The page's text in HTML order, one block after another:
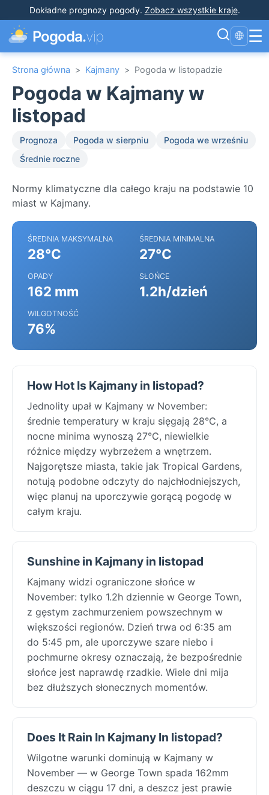
Dokładne prognozy pogody. Zobacz wszystkie kraje.
Pogoda.vip 🌐 ☰
Strona główna > Kajmany > Pogoda w listopadzie
Pogoda w Kajmany w
listopad
Prognoza Pogoda w sierpniu
Pogoda we wrześniu
Średnie roczne
Normy klimatyczne dla całego kraju na podstawie 10
miast w Kajmany.
ŚREDNIA MAKSYMALNA
28°C
ŚREDNIA MINIMALNA
27°C
OPADY
162 mm
SŁOŃCE
1.2h/dzień
WILGOTNOŚĆ
76%
How Hot Is Kajmany in listopad?
Jednolity upał w Kajmany w November:
średnie temperatury w kraju sięgają 28°C, a
nocne minima wynoszą 27°C, niewielkie
różnice między wybrzeżem a wnętrzem.
Najgorętsze miasta, takie jak Tropical Gardens,
notują podobne odczyty do najchłodniejszych,
więc planuj na uporczywie gorącą pogodę w
całym kraju.
Sunshine in Kajmany in listopad
Kajmany widzi ograniczone słońce w
November: tylko 1.2h dziennie w George Town,
z gęstym zachmurzeniem powszechnym w
większości regionów. Dzień trwa od 6:35 am
do 5:45 pm, ale uporczywe szare niebo i
pochmurne okresy oznaczają, że bezpośrednie
słońce jest naprawdę rzadkie. Wiele dni mija
bez dłuższych słonecznych momentów.
Does It Rain In Kajmany In listopad?
Wilgotne warunki dominują w Kajmany w
November — w George Town spada 162mm
deszczu w ciągu 17 dni, a deszcz jest prawie